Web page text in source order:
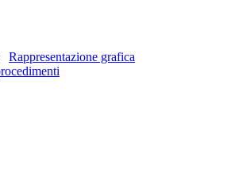
Rappresentazione grafica